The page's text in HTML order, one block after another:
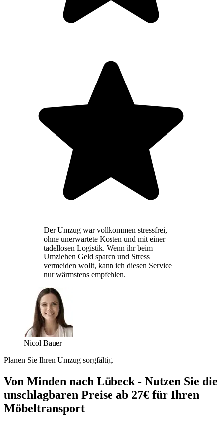
Der Umzug war vollkommen stressfrei,
ohne unerwartete Kosten und mit einer
tadellosen Logistik. Wenn ihr beim
Umziehen Geld sparen und Stress
vermeiden wollt, kann ich diesen Service
nur wärmstens empfehlen.
Nicol Bauer
Planen Sie Ihren Umzug sorgfältig.
Von Minden nach Lübeck - Nutzen Sie die
unschlagbaren Preise ab 27€ für Ihren
Möbeltransport